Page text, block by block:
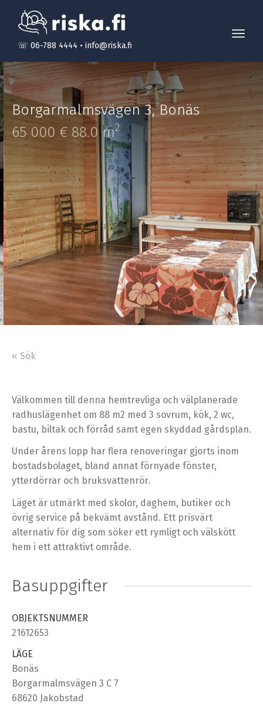
☏ 06-788 4444 • info@riska.fi
Borgarmalmsvägen 3,Bonäs
65 000 € 88.0 m2
« Sök
Välkommen till denna hemtrevliga och välplanerade
radhuslägenhet om 88 m2 med 3 sovrum, kök, 2 wc,
bastu, biltak och förråd samt egen skyddad gårdsplan.
Under årens lopp har flera renoveringar gjorts inom
bostadsbolaget, bland annat förnyade fönster,
ytterdörrar och bruksvattenrör.
Läget är utmärkt med skolor, daghem, butiker och
övrig service på bekvämt avstånd. Ett prisvärt
alternativ för dig som söker ett rymligt och välskött
hem i ett attraktivt område.
Basuppgifter
OBJEKTSNUMMER
21612653
LÄGE
Bonäs
Borgarmalmsvägen 3 C 7
68620 Jakobstad